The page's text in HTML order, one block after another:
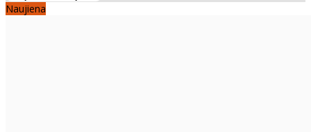
Naujiena